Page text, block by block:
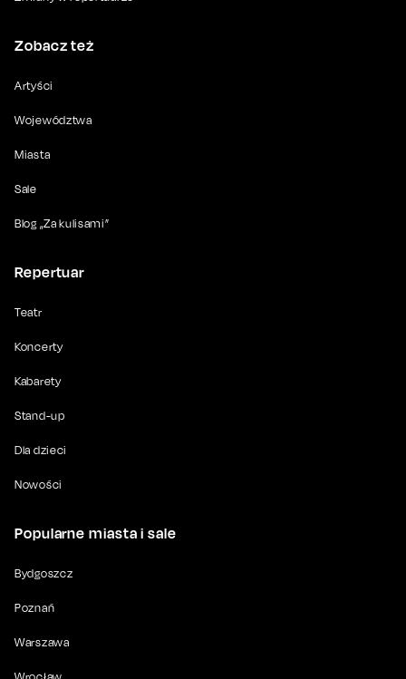
Zobacz też
Artyści
Województwa
Miasta
Sale
Blog „Za kulisami”
Repertuar
Teatr
Koncerty
Kabarety
Stand-up
Dla dzieci
Nowości
Popularne miasta i sale
Bydgoszcz
Poznań
Warszawa